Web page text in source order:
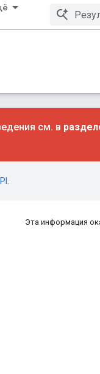
см. в
Эта информация